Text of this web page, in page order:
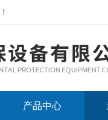
！
产品中心